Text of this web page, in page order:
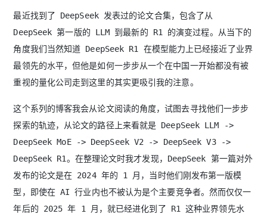
最近找到了 DeepSeek 发表过的论文合集，包含了从
DeepSeek 第一版的 LLM 到最新的 R1 的演变过程。从当下的
角度我们当然知道 DeepSeek R1 在模型能力上已经接近了业界
最领先的水平，但他是如何一步步从一个在中国一开始都没有被
重视的量化公司走到这里的其实更吸引我的注意。
这个系列的博客我会从论文阅读的角度，试图去寻找他们一步步
探索的轨迹，从论文的路径上来看就是 DeepSeek LLM ->
DeepSeek MoE -> DeepSeek V2 -> DeepSeek V3 ->
DeepSeek R1。在整理论文时我才发现，DeepSeek 第一篇对外
发布的论文是在 2024 年的 1 月，当时他们刚发布第一版模
型，即使在 AI 行业内也不被认为是个主要竞争者。然而仅仅一
年后的 2025 年 1 月，就已经进化到了 R1 这种业界领先水